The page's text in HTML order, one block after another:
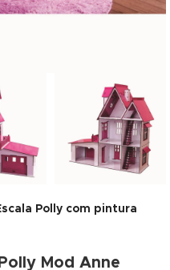
Polly com pintura
Mod Anne